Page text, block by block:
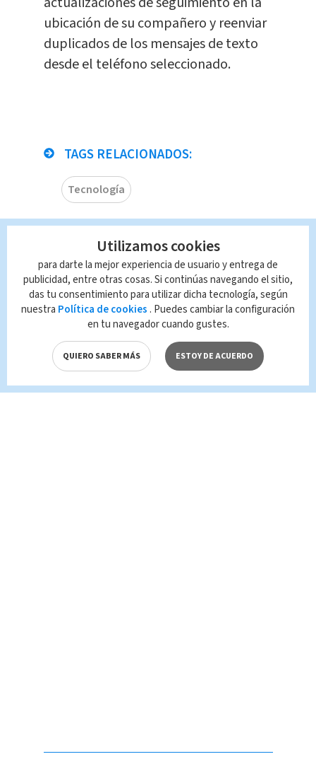
ubicación de su compañero y reenviar
duplicados de los mensajes de texto
desde el teléfono seleccionado.
TAGS RELACIONADOS:
Tecnología
Queda prohibida la reproducción total o
parcial del contenido de esta página, mismo
que es propiedad de TELEDIARIO; su
reproducción no autorizada constituye una
infracción y un delito de conformidad con las
leyes aplicables.
Utilizamos cookies
para darte la mejor experiencia de usuario y entrega de
publicidad, entre otras cosas. Si continúas navegando el sitio,
das tu consentimiento para utilizar dicha tecnología, según
nuestra Política de cookies . Puedes cambiar la configuración
en tu navegador cuando gustes.
QUIERO SABER MÁS ESTOY DE ACUERDO